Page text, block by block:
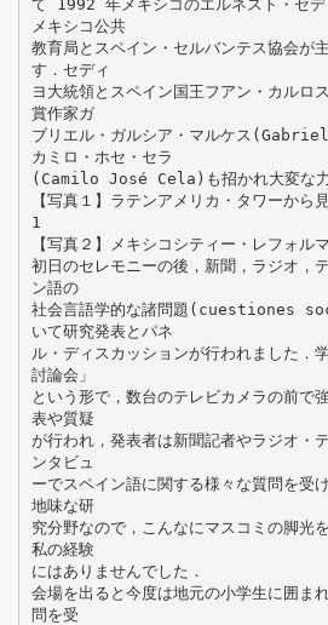
て 1992 年メキシコのエルネスト・セデ
メキシコ公共
教育局とスペイン・セルバンテス協会が
す．セディ
ヨ大統領とスペイン国王フアン・カルロ
賞作家ガ
ブリエル・ガルシア・マルケス
カミロ・ホセ・セラ
(Camilo José Cela)も招かれ大変な力
【写真１】ラテンアメリカ・タワーから
1
【写真２】メキシコシティー・レフォル
初日のセレモニーの後，新聞，ラジオ，
ン語の
社会言語学的な諸問題
いて研究発表とパネ
ル・ディスカッションが行われました．
討論会」
という形で，数台のテレビカメラの前で
表や質疑
が行われ，発表者は新聞記者やラジオ・
ンタビュ
ーでスペイン語に関する様々な質問を受
地味な研
究分野なので，こんなにマスコミの脚光
私の経験
にはありませんでした．
会場を出ると今度は地元の小学生に囲ま
問を受